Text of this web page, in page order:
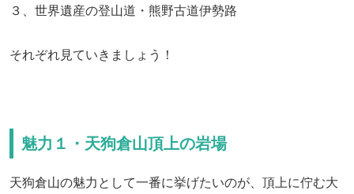
３、世界遺産の登山道・熊野古道伊勢路
それぞれ見ていきましょう！
魅力１・天狗倉山頂上の岩場
天狗倉山の魅力として一番に挙げたいのが、頂上に佇む大